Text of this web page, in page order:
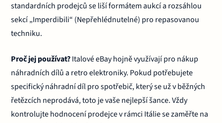
standardních prodejců se liší formátem aukcí a rozsáhlou
sekcí „Imperdibili“ (Nepřehlédnutelné) pro repasovanou
techniku.
Proč jej používat?Italové eBay hojně využívají pro nákup
náhradních dílů a retro elektroniky. Pokud potřebujete
specifický náhradní díl pro spotřebič, který se už v běžných
řetězcích neprodává, toto je vaše nejlepší šance. Vždy
kontrolujte hodnocení prodejce v rámci Itálie se zaměřte na